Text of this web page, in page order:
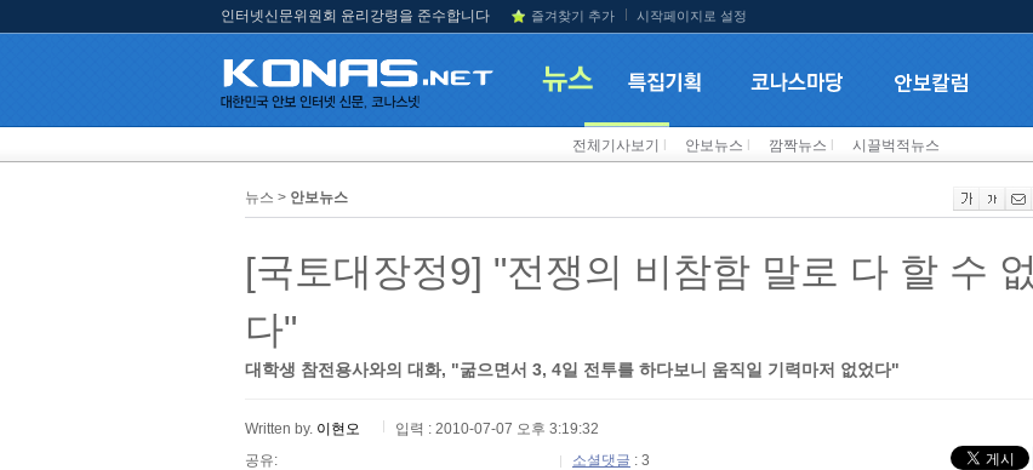
인터넷신문위원회 윤리강령을 준수합니다 즐겨찾기 추가 시작페이지로 설정
전체기사보기 안보뉴스 깜짝뉴스 시끌벅적뉴스
뉴스 > 안보뉴스
[국토대장정9] "전쟁의 비참함 말로 다 할 수 없
다"
대학생 참전용사와의 대화, "굶으면서 3, 4일 전투를 하다보니 움직일 기력마저 없었다"
Written by. 이현오
입력 : 2010-07-07 오후 3:19:32
공유:
소셜댓글 : 3